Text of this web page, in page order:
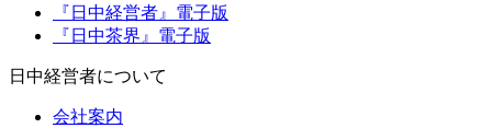
『日中経営者』電子版
『日中茶界』電子版
日中経営者について
会社案内